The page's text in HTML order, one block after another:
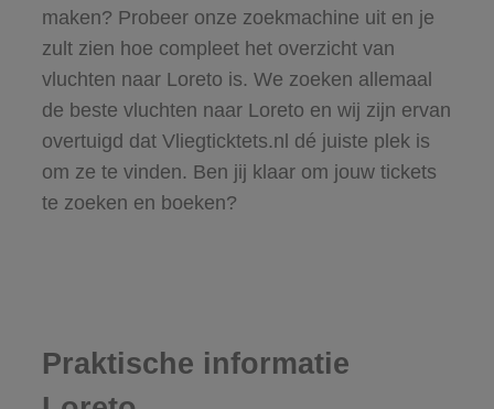
maken? Probeer onze zoekmachine uit en je
zult zien hoe compleet het overzicht van
vluchten naar Loreto is. We zoeken allemaal
de beste vluchten naar Loreto en wij zijn ervan
overtuigd dat Vliegticktets.nl dé juiste plek is
om ze te vinden. Ben jij klaar om jouw tickets
te zoeken en boeken?
Praktische informatie